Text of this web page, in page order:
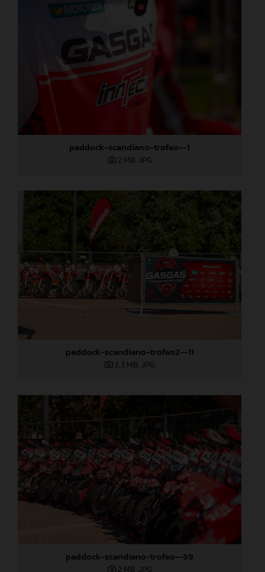
paddock-scandiano-trofeo--1
2 MB .JPG
paddock-scandiano-trofeo2--11
2,3 MB .JPG
paddock-scandiano-trofeo--59
2 MB .JPG